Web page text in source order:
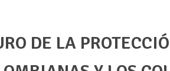
DE LA